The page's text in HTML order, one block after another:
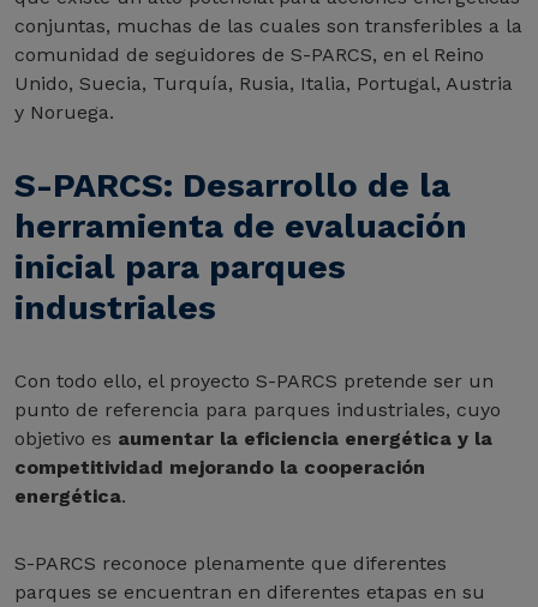
conjuntas, muchas de las cuales son transferibles a la
comunidad de seguidores de S-PARCS, en el Reino
Unido, Suecia, Turquía, Rusia, Italia, Portugal, Austria
y Noruega.
S-PARCS: Desarrollo de la
herramienta de evaluación
inicial para parques
industriales
Con todo ello, el proyecto S-PARCS pretende ser un
punto de referencia para parques industriales, cuyo
objetivo es aumentar la eficiencia energética y la
competitividad mejorando la cooperación
energética.
S-PARCS reconoce plenamente que diferentes
parques se encuentran en diferentes etapas en su